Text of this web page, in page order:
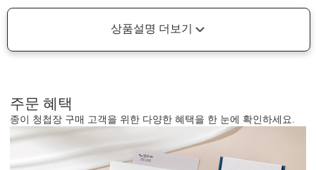
상품설명 더보기
주문 혜택
종이 청첩장 구매 고객을 위한 다양한 혜택을 한 눈에 확인하세요.